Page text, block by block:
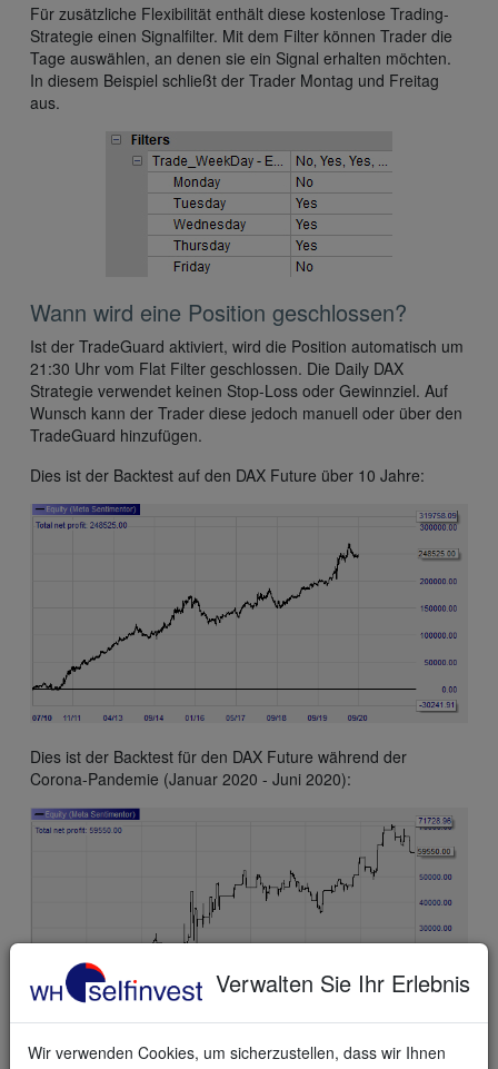
Für zusätzliche Flexibilität enthält diese kostenlose Trading-
Strategie einen Signalfilter. Mit dem Filter können Trader die
Tage auswählen, an denen sie ein Signal erhalten möchten.
In diesem Beispiel schließt der Trader Montag und Freitag
aus.
Wann wird eine Position geschlossen?
Ist der TradeGuard aktiviert, wird die Position automatisch um
21:30 Uhr vom Flat Filter geschlossen. Die Daily DAX
Strategie verwendet keinen Stop-Loss oder Gewinnziel. Auf
Wunsch kann der Trader diese jedoch manuell oder über den
TradeGuard hinzufügen.
Dies ist der Backtest auf den DAX Future über 10 Jahre:
Dies ist der Backtest für den DAX Future während der
Corona-Pandemie (Januar 2020 - Juni 2020):
Verwalten Sie Ihr Erlebnis
Wir verwenden Cookies, um sicherzustellen, dass wir Ihnen